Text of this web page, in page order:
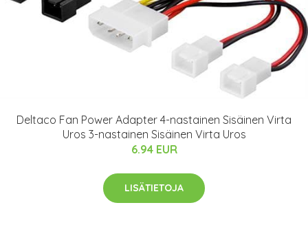
Deltaco Fan Power Adapter 4-nastainen Sisäinen Virta
Uros 3-nastainen Sisäinen Virta Uros
6.94 EUR
LISÄTIETOJA